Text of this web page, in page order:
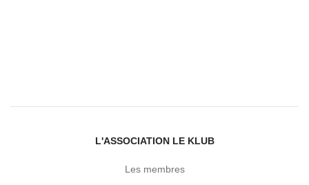
L'ASSOCIATION LE KLUB
Les membres